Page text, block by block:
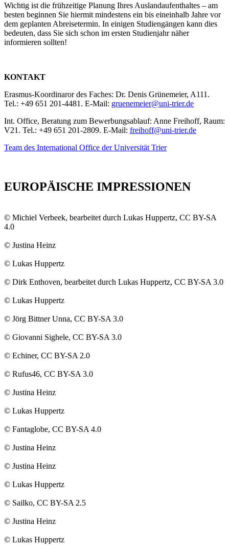
Wichtig ist die frühzeitige Planung Ihres Auslandaufenthaltes – am
besten beginnen Sie hiermit mindestens ein bis eineinhalb Jahre vor
dem geplanten Abreisetermin. In einigen Studiengängen kann dies
bedeuten, dass Sie sich schon im ersten Studienjahr näher
informieren sollten!
KONTAKT
Erasmus-Koordinaror des Faches: Dr. Denis Grünemeier, A111.
Tel.: +49 651 201-4481. E-Mail: gruenemeier@uni-trier.de
Int. Office, Beratung zum Bewerbungsablauf: Anne Freihoff, Raum:
V21. Tel.: +49 651 201-2809. E-Mail: freihoff@uni-trier.de
Team des International Office der Universität Trier
EUROPÄISCHE IMPRESSIONEN
© Michiel Verbeek, bearbeitet durch Lukas Huppertz, CC BY-SA
4.0
© Justina Heinz
© Lukas Huppertz
© Dirk Enthoven, bearbeitet durch Lukas Huppertz, CC BY-SA 3.0
© Lukas Huppertz
© Jörg Bittner Unna, CC BY-SA 3.0
© Giovanni Sighele, CC BY-SA 3.0
© Echiner, CC BY-SA 2.0
© Rufus46, CC BY-SA 3.0
© Justina Heinz
© Lukas Huppertz
© Fantaglobe, CC BY-SA 4.0
© Justina Heinz
© Justina Heinz
© Lukas Huppertz
© Sailko, CC BY-SA 2.5
© Justina Heinz
© Lukas Huppertz